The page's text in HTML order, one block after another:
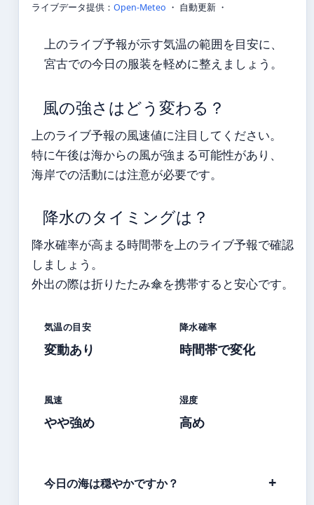
ライブデータ提供： Open-Meteo ・ 自動更新 ・
上のライブ予報が示す気温の範囲を目安に、
宮古での今日の服装を軽めに整えましょう。
風の強さはどう変わる？
上のライブ予報の風速値に注目してください。
特に午後は海からの風が強まる可能性があり、
海岸での活動には注意が必要です。
降水のタイミングは？
降水確率が高まる時間帯を上のライブ予報で確認
しましょう。
外出の際は折りたたみ傘を携帯すると安心です。
気温の目安
変動あり
降水確率
時間帯で変化
風速
やや強め
湿度
高め
今日の海は穏やかですか？